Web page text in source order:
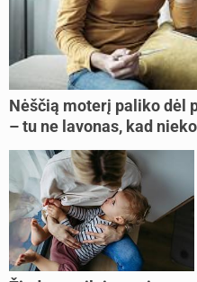
Nėščią moterį paliko dėl
– tu ne lavonas, kad